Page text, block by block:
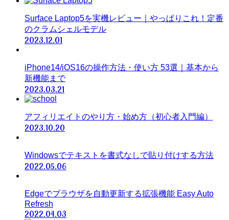
Surface Laptop5を実機レビュー｜やっぱりこれ！定番
のクラムシェルモデル
2023.12.01
iPhone14/iOS16の操作方法・使い方 53選｜基本から
新機能まで
2023.03.21
アフィリエイトのやり方・始め方（初心者入門編）
2023.10.20
Windowsでテキストを書式なしで貼り付けする方法
2022.05.06
Edgeでブラウザを自動更新する拡張機能 Easy Auto
Refresh
2022.04.03